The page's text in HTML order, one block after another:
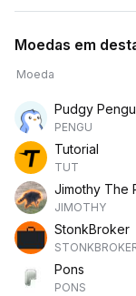
Moedas em
Moeda
Pudgy
PENGU
Tutorial
TUT
Jimothy The
JIMOTHY
StonkBroker
Pons
PONS